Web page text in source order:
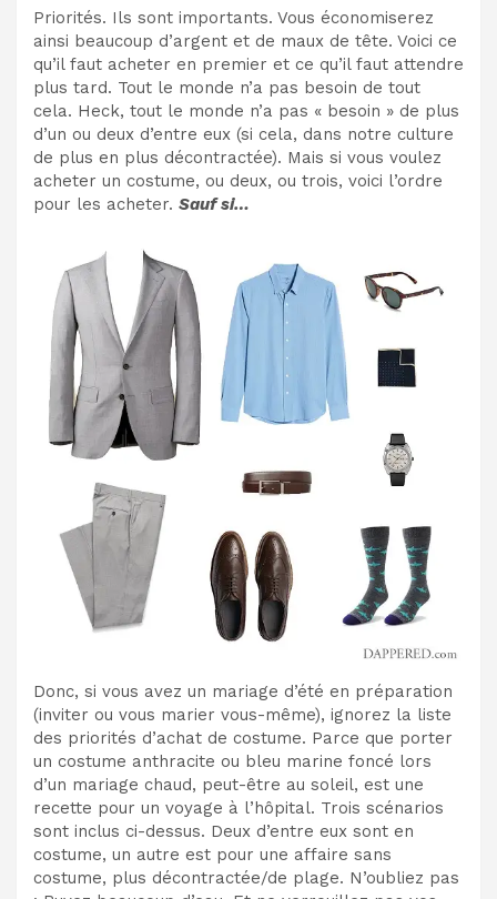
Priorités. Ils sont importants. Vous économiserez
ainsi beaucoup d’argent et de maux de tête. Voici ce
qu’il faut acheter en premier et ce qu’il faut attendre
plus tard. Tout le monde n’a pas besoin de tout
cela. Heck, tout le monde n’a pas « besoin » de plus
d’un ou deux d’entre eux (si cela, dans notre culture
de plus en plus décontractée). Mais si vous voulez
acheter un costume, ou deux, ou trois, voici l’ordre
pour les acheter. Sauf si…
Donc, si vous avez un mariage d’été en préparation
(inviter ou vous marier vous-même), ignorez la liste
des priorités d’achat de costume. Parce que porter
un costume anthracite ou bleu marine foncé lors
d’un mariage chaud, peut-être au soleil, est une
recette pour un voyage à l’hôpital. Trois scénarios
sont inclus ci-dessus. Deux d’entre eux sont en
costume, un autre est pour une affaire sans
costume, plus décontractée/de plage. N’oubliez pas